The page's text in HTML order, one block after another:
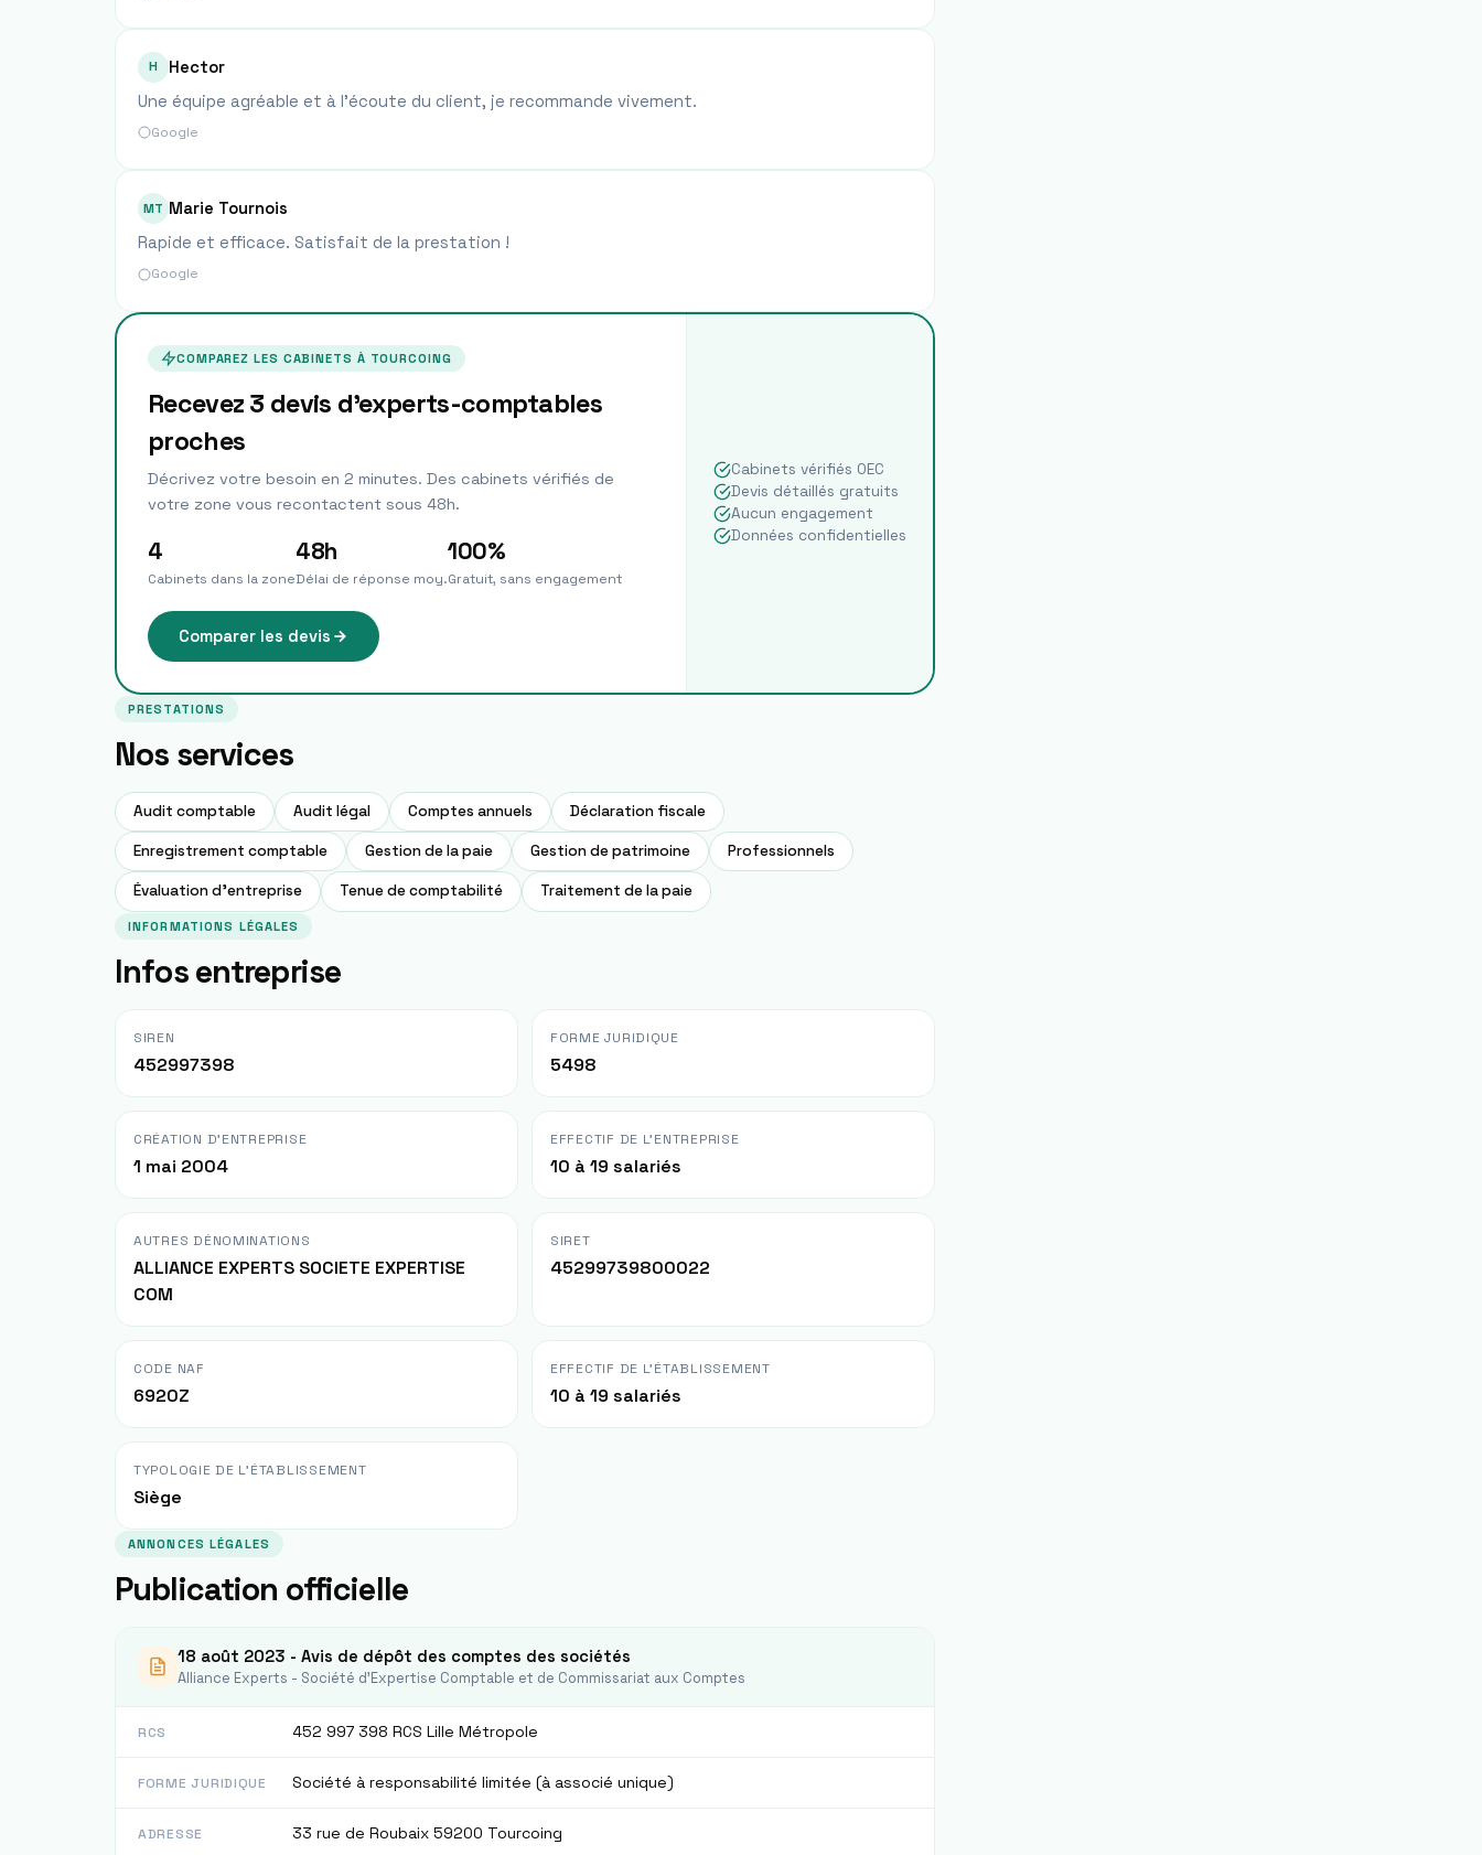
H
Hector
Une équipe agréable et à l'écoute du client, je recommande vivement.
Google
MT Marie Tournois
Rapide et efficace. Satisfait de la prestation !
Google
COMPAREZ LES CABINETS À TOURCOING
Recevez 3 devis d'experts-comptables
proches
Décrivez votre besoin en 2 minutes. Des cabinets vérifiés de
votre zone vous recontactent sous 48h.
4
Cabinets dans la zone
48h
Délai de réponse moy.
100%
Gratuit, sans engagement
Comparer les devis
Cabinets vérifiés OEC
Devis détaillés gratuits
Aucun engagement
Données confidentielles
PRESTATIONS
Nos services
Audit comptable Audit légal Comptes annuels Déclaration fiscale
Enregistrement comptable Gestion de la paie Gestion de patrimoine Professionnels
Évaluation d'entreprise Tenue de comptabilité Traitement de la paie
INFORMATIONS LÉGALES
Infos entreprise
SIREN
452997398
FORME JURIDIQUE
5498
CRÉATION D'ENTREPRISE
1 mai 2004
EFFECTIF DE L'ENTREPRISE
10 à 19 salariés
AUTRES DÉNOMINATIONS
ALLIANCE EXPERTS SOCIETE EXPERTISE
COM
SIRET
45299739800022
CODE NAF
6920Z
EFFECTIF DE L'ÉTABLISSEMENT
10 à 19 salariés
TYPOLOGIE DE L'ÉTABLISSEMENT
Siège
ANNONCES LÉGALES
Publication officielle
18 août 2023 - Avis de dépôt des comptes des sociétés
Alliance Experts - Société d'Expertise Comptable et de Commissariat aux Comptes
RCS 452 997 398 RCS Lille Métropole
FORME JURIDIQUE Société à responsabilité limitée (à associé unique)
ADRESSE 33 rue de Roubaix 59200 Tourcoing